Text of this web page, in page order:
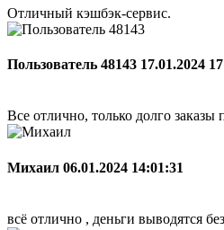
Отличный кэшбэк-сервис.
Пользователь 48143 17.01.2024
Все отлично, только долго
Михаил 06.01.2024 14:01:31
всё отлично , деньги выводятся